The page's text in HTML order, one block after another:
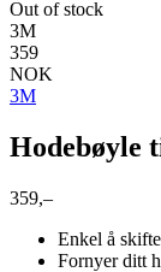
Out of stock
3M
359
NOK
3M
Hodebøyle
359,–
Enkel å skifte
Fornyer ditt